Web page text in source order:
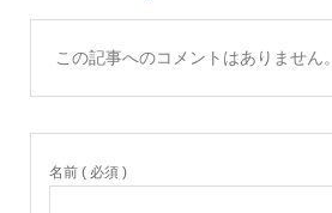
この記事へのコメントはありません。
名前 ( 必須 )